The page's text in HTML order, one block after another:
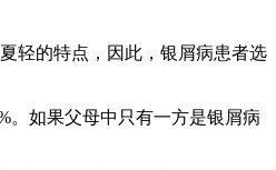
轻的特点，因此，银屑病患者选
。如果父母中只有一方是银屑病